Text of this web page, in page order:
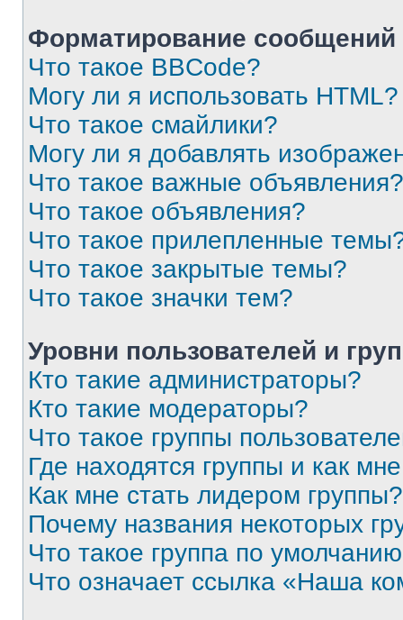
Форматирование
Что такое BBCode?
Могу ли я использовать HTML?
Что такое смайлики?
Могу ли я добавлять
Что такое важные объявления?
Что такое объявления?
Что такое прилепленные
Что такое закрытые темы?
Что такое значки тем?
Уровни пользователей и
Кто такие администраторы?
Кто такие модераторы?
Что такое группы
Где находятся группы и как
Как мне стать лидером группы?
Почему названия некоторых
Что такое группа по
Что означает ссылка «Наша